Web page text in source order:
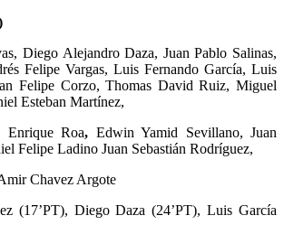
Diego Alejandro Daza, Juan Pablo Salinas,
Felipe Vargas, Luis Fernando García, Luis
Felipe Corzo, Thomas David Ruiz, Miguel
Esteban Martínez,
Enrique Roa, Edwin Yamid Sevillano, Juan
Felipe Ladino Juan Sebastián Rodríguez,
Chavez Argote
(17’PT), Diego Daza (24’PT), Luis García